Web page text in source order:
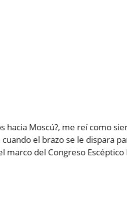
hacia Moscú?, me reí como
el brazo se le dispara
marco del Congreso